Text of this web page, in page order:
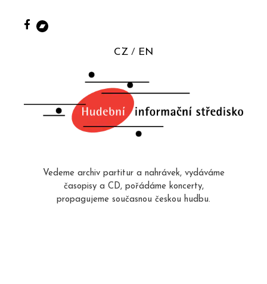
CZ EN
Vedeme archiv partitur a nahrávek, vydáváme
časopisy a CD, pořádáme koncerty,
propagujeme současnou českou hudbu.